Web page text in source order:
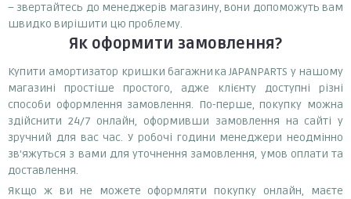
– звертайтесь до менеджерів магазину, вони допоможуть вам
швидко вирішити цю проблему.
Як оформити замовлення?
Купити амортизатор кришки багажника JAPANPARTS у нашому
магазині простіше простого, адже клієнту доступні різні
способи оформлення замовлення. По-перше, покупку можна
здійснити 24/7 онлайн, оформивши замовлення на сайті у
зручний для вас час. У робочі години менеджери неодмінно
зв'яжуться з вами для уточнення замовлення, умов оплати та
доставлення.
Якщо ж ви не можете оформляти покупку онлайн, маєте